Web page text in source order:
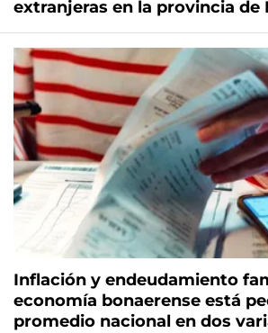
extranjeras en la provincia de
Inflación y endeudamiento
economía bonaerense está
promedio nacional en dos